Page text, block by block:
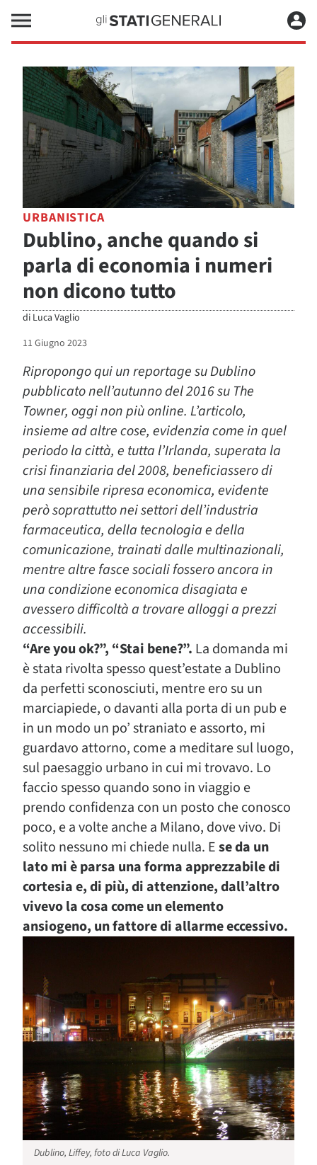
URBANISTICA
Dublino, anche quando si
parla di economia i numeri
non dicono tutto
di Luca Vaglio
11 Giugno 2023
Ripropongo qui un reportage su Dublino
pubblicato nell’autunno del 2016 su The
Towner, oggi non più online. L’articolo,
insieme ad altre cose, evidenzia come in quel
periodo la città, e tutta l’Irlanda, superata la
crisi finanziaria del 2008, beneficiassero di
una sensibile ripresa economica, evidente
però soprattutto nei settori dell’industria
farmaceutica, della tecnologia e della
comunicazione, trainati dalle multinazionali,
mentre altre fasce sociali fossero ancora in
una condizione economica disagiata e
avessero difficoltà a trovare alloggi a prezzi
accessibili.
“Are you ok?”, “Stai bene?”. La domanda mi
è stata rivolta spesso quest’estate a Dublino
da perfetti sconosciuti, mentre ero su un
marciapiede, o davanti alla porta di un pub e
in un modo un po’ straniato e assorto, mi
guardavo attorno, come a meditare sul luogo,
sul paesaggio urbano in cui mi trovavo. Lo
faccio spesso quando sono in viaggio e
prendo confidenza con un posto che conosco
poco, e a volte anche a Milano, dove vivo. Di
solito nessuno mi chiede nulla. Ese da un
lato mi è parsa una forma apprezzabile di
cortesia e, di più, di attenzione, dall’altro
vivevo la cosa come un elemento
ansiogeno, un fattore di allarme eccessivo.
Dublino, Liffey, foto di Luca Vaglio.